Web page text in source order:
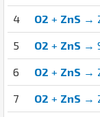
4 O2 + ZnS →
5 O2 + ZnS →
6 O2 + ZnS →
7 O2 + ZnS →